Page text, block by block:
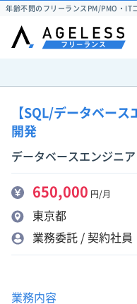
年齢不問のフリーランスPM/PMO・IT
【SQL/データベー
開発
データベースエンジニア
650,000 円/月
東京都
業務委託 / 契約社員
業務内容